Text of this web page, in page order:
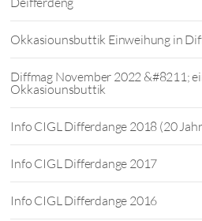
Okkasiounsbuttik Einweihung in
Diffmag November 2022 &#8211;
Okkasiounsbuttik
Info CIGL Differdange 2018 (20
Info CIGL Differdange 2017
Info CIGL Differdange 2016